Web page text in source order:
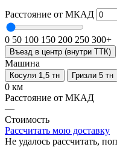
Расстояние от МКАД
0 50 100 150 200 250 300+
Въезд в центр (внутри ТТК)
Машина
Косуля 1,5 тн Гризли 5 тн
0 км
Расстояние от МКАД
—
Стоимость
Рассчитать мою доставку
Не удалось рассчитать,